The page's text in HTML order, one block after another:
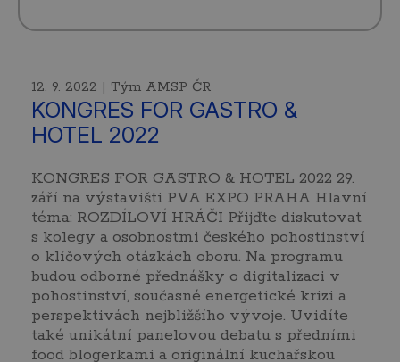
12. 9. 2022 | Tým AMSP ČR
KONGRES FOR GASTRO &
HOTEL 2022
KONGRES FOR GASTRO & HOTEL 2022 29.
září na výstavišti PVA EXPO PRAHA Hlavní
téma: ROZDÍLOVÍ HRÁČI Přijďte diskutovat
s kolegy a osobnostmi českého pohostinství
o klíčových otázkách oboru. Na programu
budou odborné přednášky o digitalizaci v
pohostinství, současné energetické krizi a
perspektivách nejbližšího vývoje. Uvidíte
také unikátní panelovou debatu s předními
food blogerkami a originální kuchařskou